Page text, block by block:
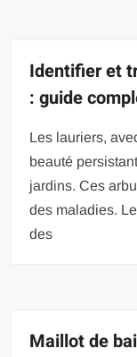
Identifier et
: guide
Les lauriers,
beauté
jardins. Ces
des maladies.
des
Maillot de